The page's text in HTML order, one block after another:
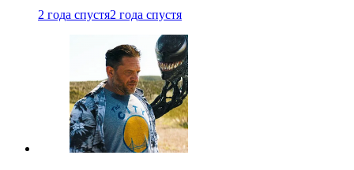
2 года спустя2 года спустя